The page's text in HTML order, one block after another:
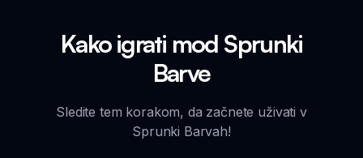
Kako igrati mod Sprunki
Barve
Sledite tem korakom, da začnete uživati v
Sprunki Barvah!